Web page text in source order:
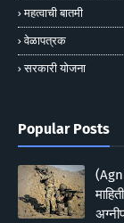
महत्वाची बातमी
वेळापत्रक
सरकारी योजना
Popular Posts